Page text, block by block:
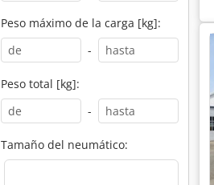
Peso máximo de la carga [kg]:
-
Peso total [kg]:
-
Tamaño del neumático: